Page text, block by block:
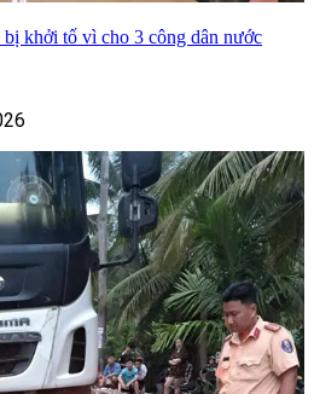
khởi tố vì cho 3 công dân nước